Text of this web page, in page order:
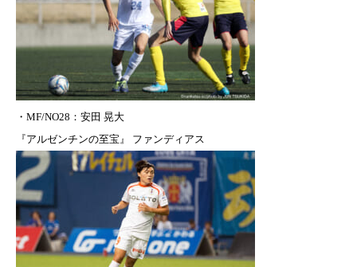
・MF/NO28 ：安田 晃大
『アルゼンチンの至宝』 ファンディアス